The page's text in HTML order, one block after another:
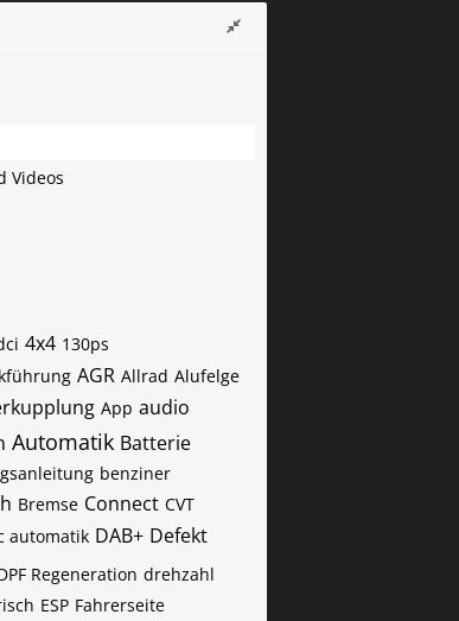
Videos
4x4 130ps
AGR Allrad Alufelge
App audio
Automatik Batterie
benziner
Bremse Connect CVT
automatik DAB+ Defekt
Regeneration drehzahl
ESP Fahrerseite